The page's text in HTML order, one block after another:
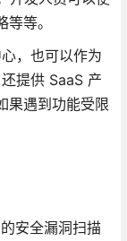
等。
，也可以作为
提供 SaaS 产
果遇到功能受限
安全漏洞扫描